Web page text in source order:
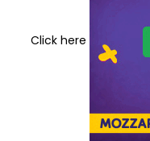
Click here